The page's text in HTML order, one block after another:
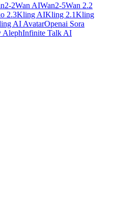
2Wan AIWan2-5Wan 2.2
2.3Kling AIKling 2.1Kling
AI AvatarOpenai Sora
AlephInfinite Talk AI